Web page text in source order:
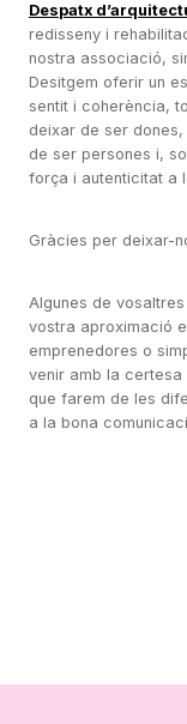
Despatx
redisseny i
nostra associació,
Desitgem oferir un
sentit i coherència,
deixar de ser
de ser persones i,
força i autenticitat a
Gràcies per deixar-
Algunes de
vostra aproximació
emprenedores o
venir amb la certesa
que farem de les
a la bona